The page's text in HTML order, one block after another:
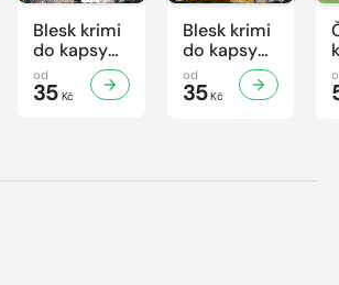
Blesk krimi
do kapsy
č.6/2026
od
35Kč
Blesk krimi
do kapsy
č.5/2026
od
35Kč